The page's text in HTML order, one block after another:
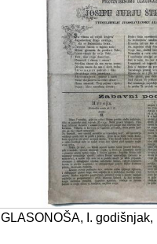
GLASONOŠA, I.